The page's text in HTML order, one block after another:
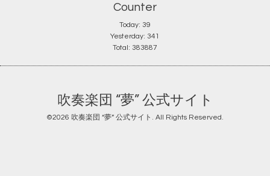
Counter
Today: 39
Yesterday: 341
Total: 383887
吹奏楽団 “夢” 公式サイト
©2026 吹奏楽団 “夢” 公式サイト . All Rights Reserved.